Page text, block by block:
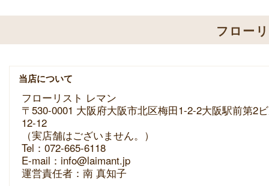
フロー
当店について
フローリスト レマン
〒530-0001 大阪府大阪市北区梅田1-2-2大阪駅前第2
12-12
（実店舗はございません。）
Tel：072-665-6118
E-mail：info@laimant.jp
運営責任者：南 真知子